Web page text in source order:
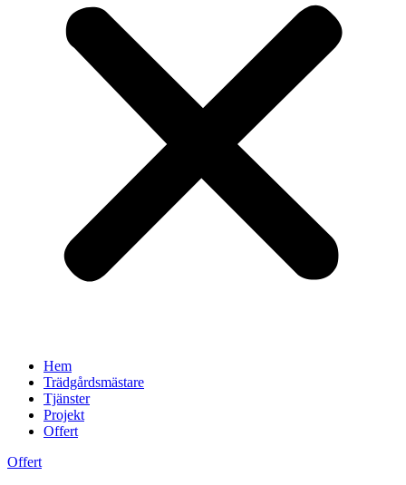
Hem
Trädgårdsmästare
Tjänster
Projekt
Offert
Offert